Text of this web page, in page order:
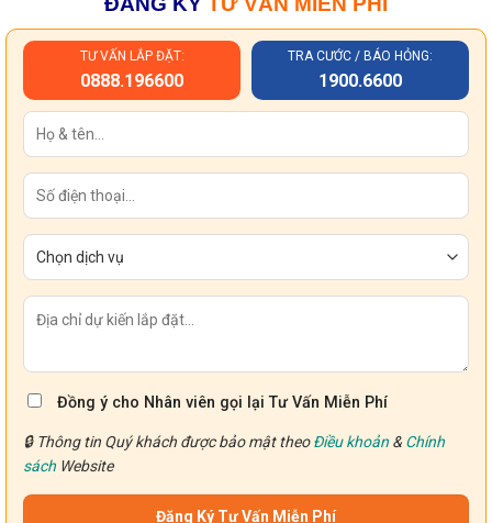
TƯ VẤN LẮP ĐẶT:
0888.196600
TRA CƯỚC / BÁO HỎNG:
1900.6600
Đồng ý cho Nhân viên gọi lại Tư Vấn Miễn Phí
🔒 Thông tin Quý khách được bảo mật theoĐiều khoản & Chính
sách Website